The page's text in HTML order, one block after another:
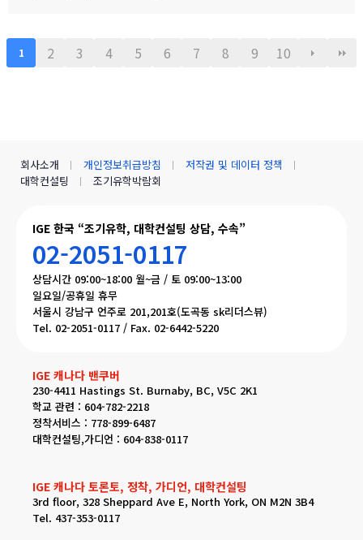
1 2 3 4 5 6 7 8 9 10
IGE 한국 “조기유학, 대학컨설팅 상담, 수속”
02-2051-0117
상담시간 09:00~18:00 월~금 / 토 09:00~13:00
일요일/공휴일 휴무
서울시 강남구 언주로 201,201호(도곡동 sk리더스뷰)
Tel. 02-2051-0117 / Fax. 02-6442-5220
IGE 캐나다 밴쿠버
230-4411 Hastings St. Burnaby, BC, V5C 2K1
학교 관련 : 604-782-2218
정착서비스 : 778-899-6487
대학컨설팅,가디언 : 604-838-0117
IGE 캐나다 토론토, 정착, 가디언, 대학컨설팅
3rd floor, 328 Sheppard Ave E, North York, ON M2N 3B4
Tel. 437-353-0117
회사소개 개인정보취급방침
저작권 및 데이터 정책
대학컨설팅
조기유학박람회